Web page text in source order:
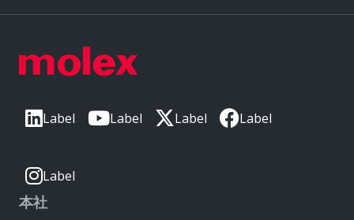
Label Label Label Label
Label
本社